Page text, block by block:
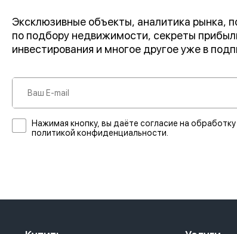
Эксклюзивные объекты, аналитика рынка,
по подбору недвижимости, секреты
инвестирования и многое другое уже в
Нажимая кнопку, вы даёте согласие на
политикой конфиденциальности.